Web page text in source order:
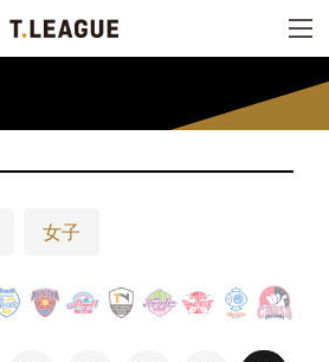
女子